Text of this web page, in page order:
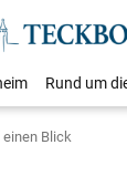
Rund um
Blick